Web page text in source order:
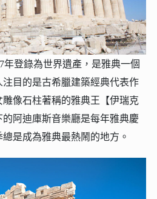
年登錄為世界遺產，是雅典一個
目的是古希臘建築經典代表作
雕像石柱著稱的雅典王【伊瑞克
阿迪庫斯音樂廳是每年雅典慶
是成為雅典最熱鬧的地方。